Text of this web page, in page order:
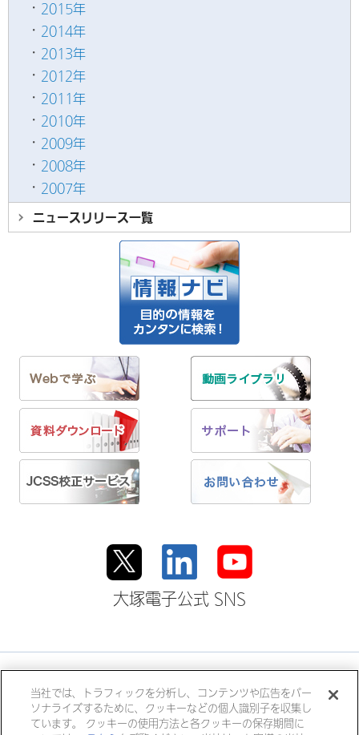
2015年
2014年
2013年
2012年
2011年
2010年
2009年
2008年
2007年
ニュースリリース一覧
大塚電子公式 SNS
大塚ホールディングス
大塚製薬 大塚製薬工場
大鵬薬品工業
当社では、トラフィックを分析し、コンテンツや広告をパー
ソナライズするために、クッキーなどの個人識別子を収集し
ています。 クッキーの使用方法と各クッキーの保存期間に